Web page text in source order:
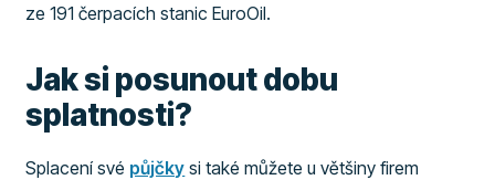
ze 191 čerpacích stanic EuroOil.
Jak si posunout dobu
splatnosti?
Splacení své půjčky si také můžete u většiny firem